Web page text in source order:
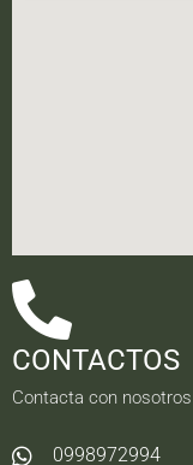
CONTACTOS
Contacta con nosotros
0998972994